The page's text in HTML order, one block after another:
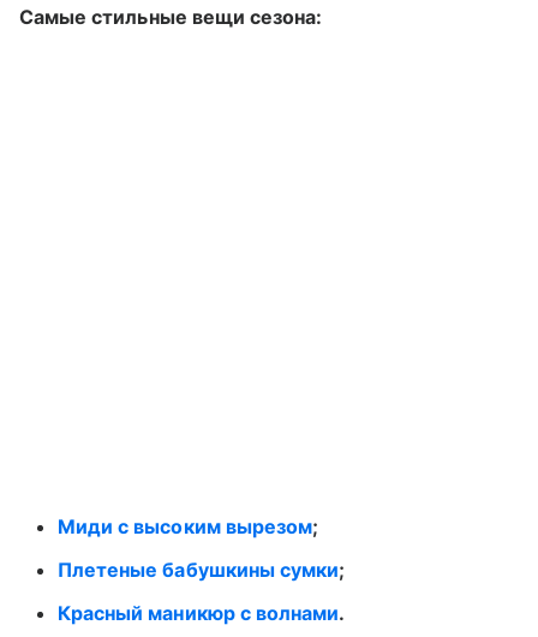
Самые стильные вещи сезона:
Миди с высоким вырезом;
Плетеные бабушкины сумки;
Красный маникюр с волнами.